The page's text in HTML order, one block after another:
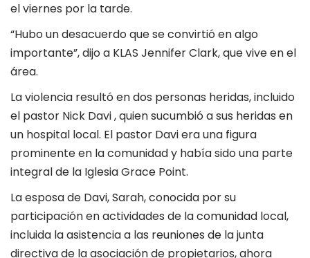
el viernes por la tarde.
“Hubo un desacuerdo que se convirtió en algo
importante”, dijo a KLAS Jennifer Clark, que vive en el
área.
La violencia resultó en dos personas heridas, incluido
el pastor Nick Davi , quien sucumbió a sus heridas en
un hospital local. El pastor Davi era una figura
prominente en la comunidad y había sido una parte
integral de la Iglesia Grace Point.
La esposa de Davi, Sarah, conocida por su
participación en actividades de la comunidad local,
incluida la asistencia a las reuniones de la junta
directiva de la asociación de propietarios, ahora